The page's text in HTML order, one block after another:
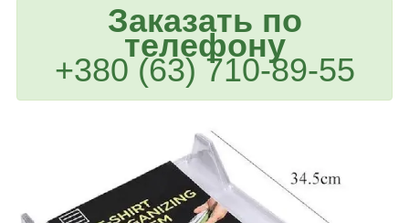
Заказать по
телефону
+380 (63) 710-89-55